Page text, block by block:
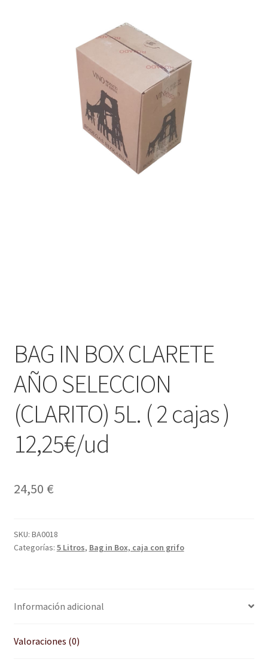
BAG IN BOX CLARETE
AÑO SELECCION
(CLARITO) 5L. ( 2 cajas )
12,25€/ud
24,50 €
SKU: BA0018
Categorías: 5 Litros, Bag in Box, caja con grifo
Información adicional
Valoraciones (0)